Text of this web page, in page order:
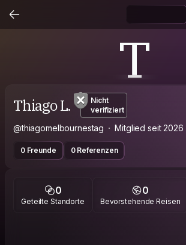
T
Thiago L.
Nicht
verifiziert
@thiagomelbournestag Mitglied seit 2026
0 Freunde 0 Referenzen
0
Geteilte Standorte
0
Bevorstehende Reisen